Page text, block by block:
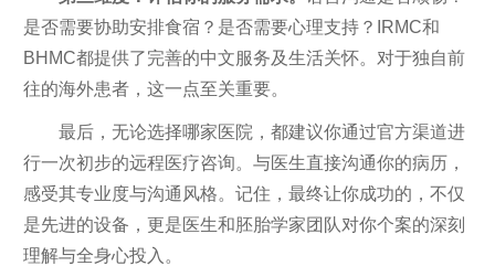
是否需要协助安排食宿？是否需要心理支持？IRMC和
BHMC都提供了完善的中文服务及生活关怀。对于独自前
往的海外患者，这一点至关重要。
最后，无论选择哪家医院，都建议你通过官方渠道进
行一次初步的远程医疗咨询。与医生直接沟通你的病历，
感受其专业度与沟通风格。记住，最终让你成功的，不仅
是先进的设备，更是医生和胚胎学家团队对你个案的深刻
理解与全身心投入。